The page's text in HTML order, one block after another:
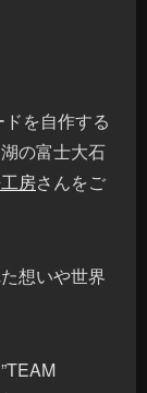
を自作する
の富士大石
房さんをご
想いや世界